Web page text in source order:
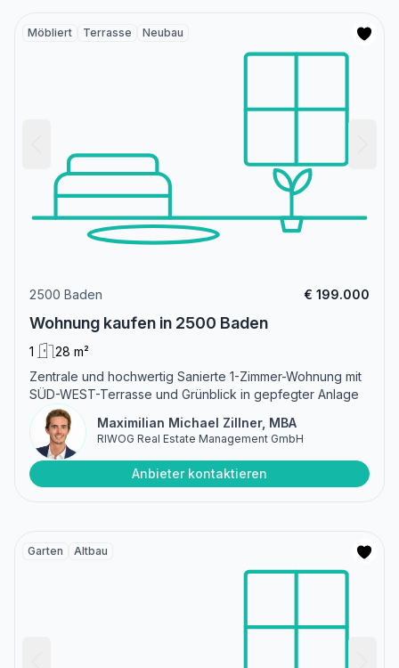
Möbliert Terrasse Neubau
2500 Baden € 199.000
Wohnung kaufen in 2500 Baden
1
28 m²
Zentrale und hochwertig Sanierte 1-Zimmer-Wohnung mit
SÜD-WEST-Terrasse und Grünblick in gepfegter Anlage
Maximilian Michael Zillner, MBA
RIWOG Real Estate Management GmbH
Anbieter kontaktieren
Garten Altbau